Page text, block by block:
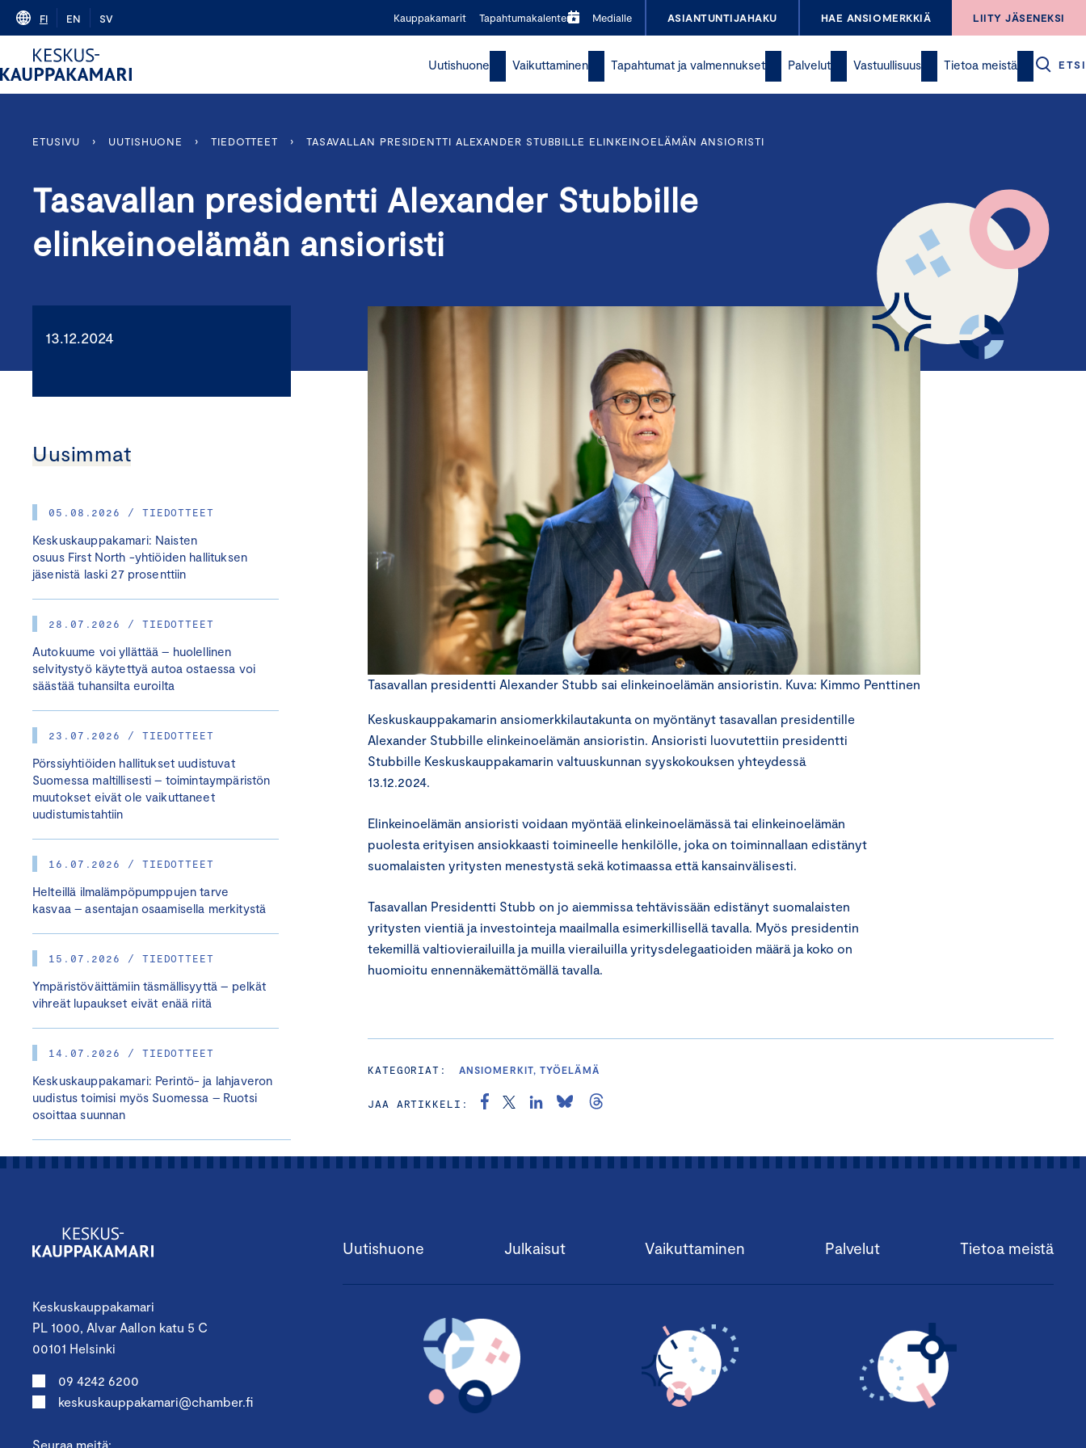
Skip
content
FI EN SV Kauppakamarit Tapahtumakalenteri Medialle ASIANTUNTIJAHAKU HAE ANSIOMERKKIÄ LIITY JÄSENEKSI
Uutishuone Vaikuttaminen Tapahtumat ja valmennukset Palvelut Vastuullisuus Tietoa meistä ETSI
ETUSIVU › UUTISHUONE › TIEDOTTEET › TASAVALLAN PRESIDENTTI ALEXANDER STUBBILLE ELINKEINOELÄMÄN ANSIORISTI
Tasavallan presidentti Alexander Stubbille
elinkeinoelämän ansioristi
13.12.2024
Uusimmat
05.08.2026 / TIEDOTTEET
Keskuskauppakamari: Naisten
osuus First North -yhtiöiden hallituksen
jäsenistä laski 27 prosenttiin
28.07.2026 / TIEDOTTEET
Autokuume voi yllättää – huolellinen
selvitystyö käytettyä autoa ostaessa voi
säästää tuhansilta euroilta
23.07.2026 / TIEDOTTEET
Pörssiyhtiöiden hallitukset uudistuvat
Suomessa maltillisesti – toimintaympäristön
muutokset eivät ole vaikuttaneet
uudistumistahtiin
16.07.2026 / TIEDOTTEET
Helteillä ilmalämpöpumppujen tarve
kasvaa – asentajan osaamisella merkitystä
15.07.2026 / TIEDOTTEET
Ympäristöväittämiin täsmällisyyttä – pelkät
vihreät lupaukset eivät enää riitä
14.07.2026 / TIEDOTTEET
Keskuskauppakamari: Perintö- ja lahjaveron
uudistus toimisi myös Suomessa – Ruotsi
osoittaa suunnan
Tasavallan presidentti Alexander Stubb sai elinkeinoelämän ansioristin. Kuva: Kimmo Penttinen
Keskuskauppakamarin ansiomerkkilautakunta on myöntänyt tasavallan presidentille
Alexander Stubbille elinkeinoelämän ansioristin. Ansioristi luovutettiin presidentti
Stubbille Keskuskauppakamarin valtuuskunnan syyskokouksen yhteydessä
13.12.2024.
Elinkeinoelämän ansioristi voidaan myöntää elinkeinoelämässä tai elinkeinoelämän
puolesta erityisen ansiokkaasti toimineelle henkilölle, joka on toiminnallaan edistänyt
suomalaisten yritysten menestystä sekä kotimaassa että kansainvälisesti.
Tasavallan Presidentti Stubb on jo aiemmissa tehtävissään edistänyt suomalaisten
yritysten vientiä ja investointeja maailmalla esimerkillisellä tavalla. Myös presidentin
tekemillä valtiovierailuilla ja muilla vierailuilla yritysdelegaatioiden määrä ja koko on
huomioitu ennennäkemättömällä tavalla.
KATEGORIAT: ANSIOMERKIT, TYÖELÄMÄ
JAA ARTIKKELI:
Keskuskauppakamari
PL 1000, Alvar Aallon katu 5 C
00101 Helsinki
09 4242 6200
keskuskauppakamari@chamber.fi
Seuraa meitä:
Uutishuone Julkaisut Vaikuttaminen Palvelut Tietoa meistä